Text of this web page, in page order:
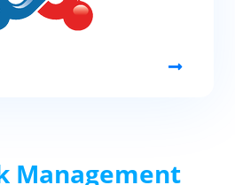
Management